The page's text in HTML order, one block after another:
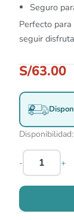
Seguro
Perfecto
seguir
S/63.00
Disponibilidad:
- +